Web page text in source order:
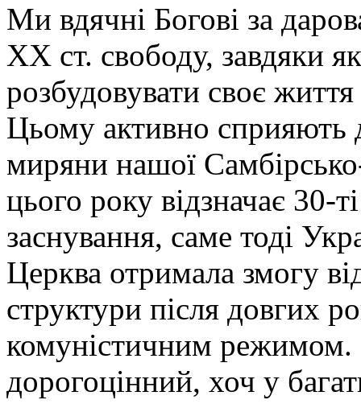
Ми вдячні Богові за
ХХ ст. свободу, завдяки
розбудовувати своє
Цьому активно сприяють
миряни нашої
цього року відзначає 30-
заснування, саме тоді
Церква отримала змогу
структури після довгих
комуністичним режимом.
дорогоцінний, хоч у